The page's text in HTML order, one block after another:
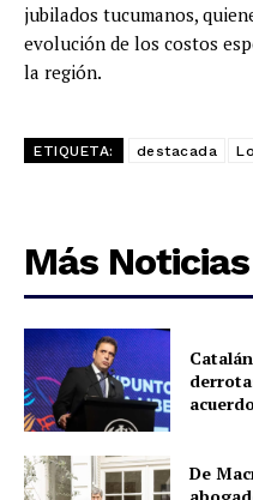
jubilados tucumanos,
evolución de los costos
la región.
ETIQUETA: destacada
Más Noticias
De